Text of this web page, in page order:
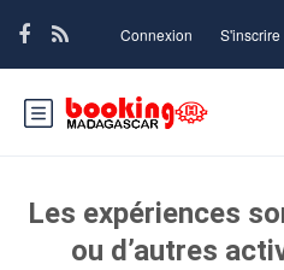
Connexion S'inscrire
Les expériences
ou d’autres